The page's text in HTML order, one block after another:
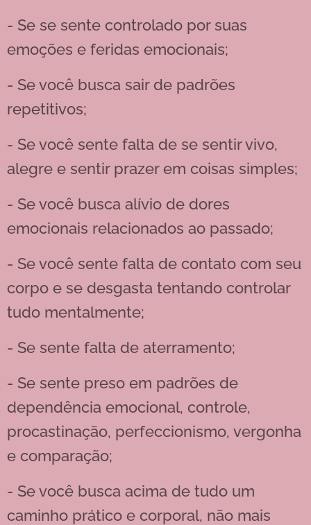
- Se se sente controlado por suas
emoções e feridas emocionais;
- Se você busca sair de padrões
repetitivos;
- Se você sente falta de se sentir vivo,
alegre e sentir prazer em coisas simples;
- Se você busca alívio de dores
emocionais relacionados ao passado;
- Se você sente falta de contato com seu
corpo e se desgasta tentando controlar
tudo mentalmente;
- Se sente falta de aterramento;
- Se sente preso em padrões de
dependência emocional, controle,
procastinação, perfeccionismo, vergonha
e comparação;
- Se você busca acima de tudo um
caminho prático e corporal, não mais